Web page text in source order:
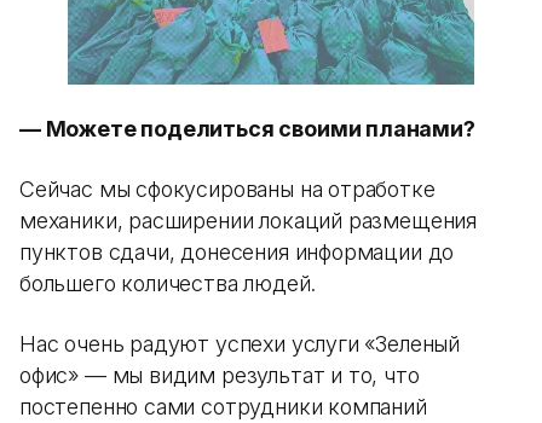
— Можете поделиться своими планами?
Сейчас мы сфокусированы на отработке
механики, расширении локаций размещения
пунктов сдачи, донесения информации до
большего количества людей.
Нас очень радуют успехи услуги «Зеленый
офис» — мы видим результат и то, что
постепенно сами сотрудники компаний